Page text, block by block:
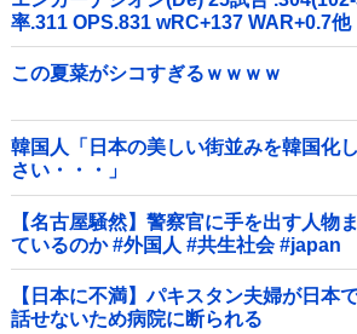
率.311 OPS.831 wRC+137 WAR+0.7他
この夏菜がシコすぎるｗｗｗｗ
韓国人「日本の美しい街並みを韓国化
さい・・・」
【名古屋騒然】警察官に手を出す人物
ているのか #外国人 #共生社会 #japan
【日本に不満】パキスタン夫婦が日本
話せないため病院に断られる